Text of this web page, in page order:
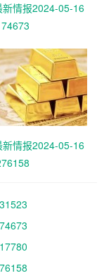
新情报2024-05-16
新情报2024-05-16